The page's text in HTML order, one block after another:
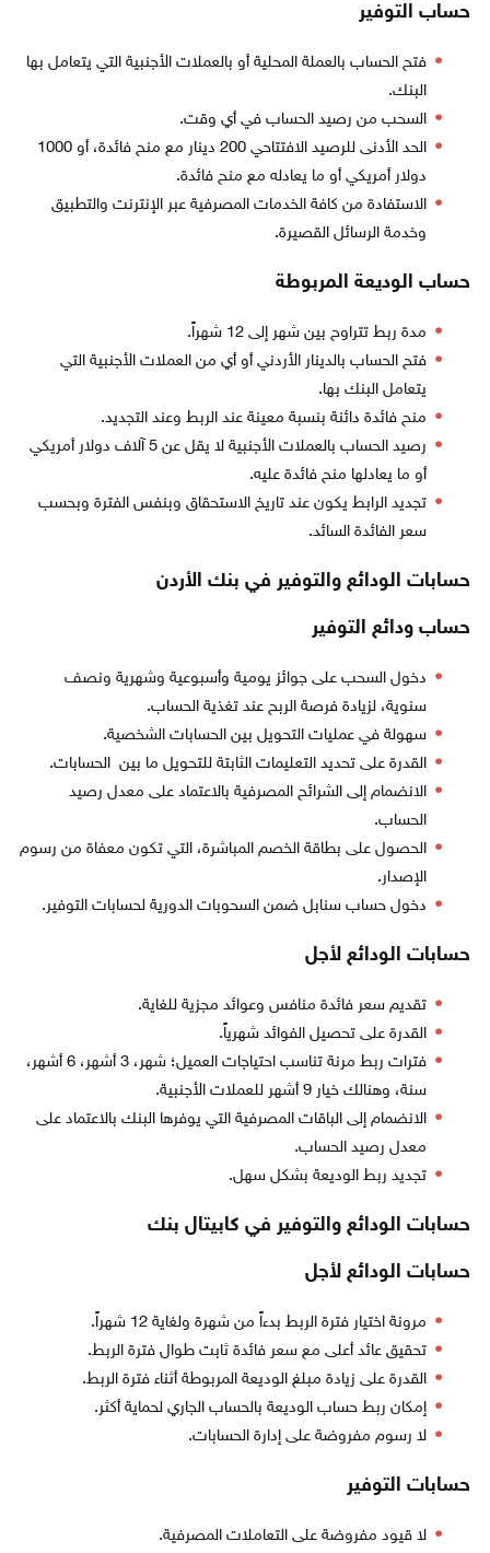
حساب التوفير
فتح الحساب بالعملة المحلية أو بالعملات الأجنبية التي يتعامل بها
البنك.
السحب من رصيد الحساب في أي وقت.
الحد الأدنى للرصيد الافتتاحي 200 دينار مع منح فائدة، أو 1000
دولار أمريكي أو ما يعادله مع منح فائدة.
الاستفادة من كافة الخدمات المصرفية عبر الإنترنت والتطبيق
وخدمة الرسائل القصيرة.
حساب الوديعة المربوطة
مدة ربط تتراوح بين شهر إلى 12 شهراً.
فتح الحساب بالدينار الأردني أو أي من العملات الأجنبية التي
يتعامل البنك بها.
منح فائدة دائنة بنسبة معينة عند الربط وعند التجديد.
رصيد الحساب بالعملات الأجنبية لا يقل عن 5 آلاف دولار أمريكي
أو ما يعادلها منح فائدة عليه.
تجديد الرابط يكون عند تاريخ الاستحقاق وبنفس الفترة وبحسب
سعر الفائدة السائد.
حسابات الودائع والتوفير في بنك الأردن
حساب ودائع التوفير
دخول السحب على جوائز يومية وأسبوعية وشهرية ونصف
سنوية، لزيادة فرصة الربح عند تغذية الحساب.
سهولة في عمليات التحويل بين الحسابات الشخصية.
القدرة على تحديد التعليمات الثابتة للتحويل ما بين الحسابات.
الانضمام إلى الشرائح المصرفية بالاعتماد على معدل رصيد
الحساب.
الحصول على بطاقة الخصم المباشرة، التي تكون معفاة من رسوم
الإصدار.
دخول حساب سنابل ضمن السحوبات الدورية لحسابات التوفير.
حسابات الودائع لأجل
تقديم سعر فائدة منافس وعوائد مجزية للغاية.
القدرة على تحصيل الفوائد شهرياً.
فترات ربط مرنة تناسب احتياجات العميل؛ شهر، 3 أشهر، 6 أشهر،
سنة، وهنالك خيار 9 أشهر للعملات الأجنبية.
الانضمام إلى الباقات المصرفية التي يوفرها البنك بالاعتماد على
معدل رصيد الحساب.
تجديد ربط الوديعة بشكل سهل.
حسابات الودائع والتوفير في كابيتال بنك
حسابات الودائع لأجل
مرونة اختيار فترة الربط بدءاً من شهرة ولغاية 12 شهراً.
تحقيق عائد أعلى مع سعر فائدة ثابت طوال فترة الربط.
القدرة على زيادة مبلغ الوديعة المربوطة أثناء فترة الربط.
إمكان ربط حساب الوديعة بالحساب الجاري لحماية أكثر.
لا رسوم مفروضة على إدارة الحسابات.
حسابات التوفير
لا قيود مفروضة على التعاملات المصرفية.